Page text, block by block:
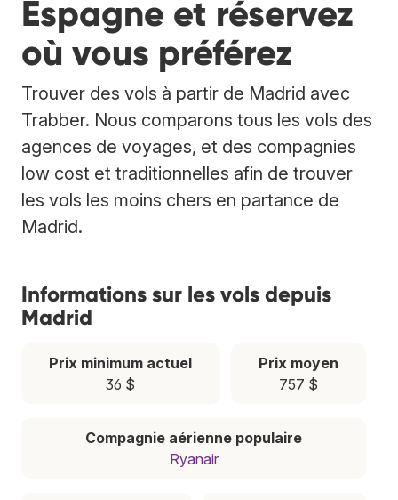
Espagne et réservez
où vous préférez
Trouver des vols à partir de Madrid avec
Trabber. Nous comparons tous les vols des
agences de voyages, et des compagnies
low cost et traditionnelles afin de trouver
les vols les moins chers en partance de
Madrid.
Informations sur les vols depuis
Madrid
Prix minimum actuel
36 $
Prix moyen
757 $
Compagnie aérienne populaire
Ryanair